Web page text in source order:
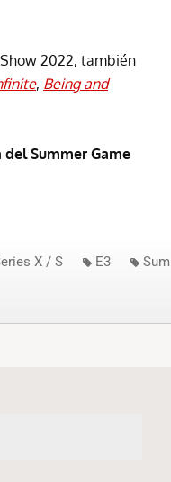
2022, también
, Being and
Summer Game
X / S E3